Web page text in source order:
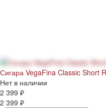
Сигара VegaFina Classic Short
Нет в наличии
2 399 ₽
2 399 ₽